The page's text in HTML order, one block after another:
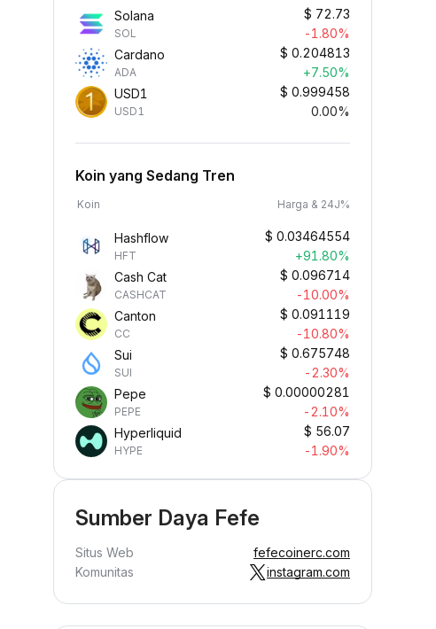
Solana
SOL
$ 72.73
-1.80%
Cardano
ADA
$ 0.204813
+7.50%
USD1
USD1
$ 0.999458
0.00%
Koin yang Sedang Tren
Koin Harga & 24J%
Hashflow
HFT
$ 0.03464554
+91.80%
Cash Cat
CASHCAT
$ 0.096714
-10.00%
Canton
CC
$ 0.091119
-10.80%
Sui
SUI
$ 0.675748
-2.30%
Pepe
PEPE
$ 0.00000281
-2.10%
Hyperliquid
HYPE
$ 56.07
-1.90%
Sumber Daya Fefe
Situs Web
fefecoinerc.com
Komunitas
instagram.com